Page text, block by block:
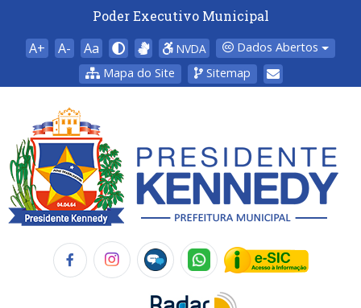
Poder Executivo Municipal
A+ A- Aa NVDA
Dados Abertos
Mapa do Site
Sitemap